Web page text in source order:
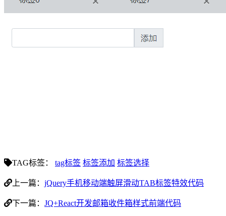
TAG标签： tag标签 标签添加 标签选择
上一篇： jQuery手机移动端触屏滑动TAB标签特效代码
下一篇： JQ+React开发邮箱收件箱样式前端代码